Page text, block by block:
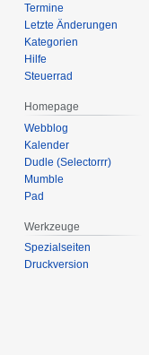
Termine
Letzte Änderungen
Kategorien
Hilfe
Steuerrad
Homepage
Webblog
Kalender
Dudle (Selectorrr)
Mumble
Pad
Werkzeuge
Spezialseiten
Druckversion